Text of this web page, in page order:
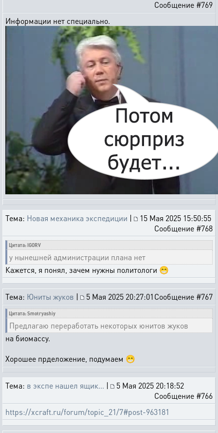
Сообщение #769
Информации нет специально.
Тема: Новая механика экспедиции |
15 Мая 2025 15:50:55
Сообщение #768
Цитата: IGORV
у нынешней администрации плана нет
Кажется, я понял, зачем нужны политологи 😁
Тема: Юниты жуков | 5 Мая 2025 20:27:01Сообщение #767
Цитата: Smotryashiy
Предлагаю переработать некоторых юнитов жуков
на биомассу.
Хорошее прделожение, подумаем 😁
Тема: в экспе нашел ящик... |
5 Мая 2025 20:18:52
Сообщение #766
https://xcraft.ru/forum/topic_21/7#post-963181